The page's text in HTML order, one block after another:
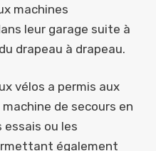
machines
leur garage suite à
drapeau à drapeau.
vélos a permis aux
de secours en
ou les
également